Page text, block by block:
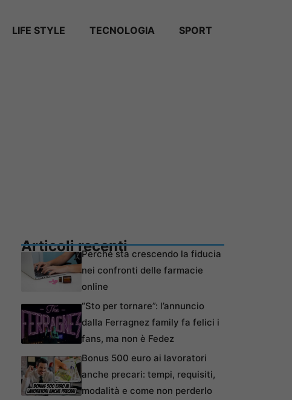
LIFE STYLE TECNOLOGIA SPORT
Articoli recentiPerché sta crescendo la fiducia
nei confronti delle farmacie
online
“Sto per tornare”: l’annuncio
dalla Ferragnez family fa felici i
fans, ma non è Fedez
Bonus 500 euro ai lavoratori
anche precari: tempi, requisiti,
modalità e come non perderlo